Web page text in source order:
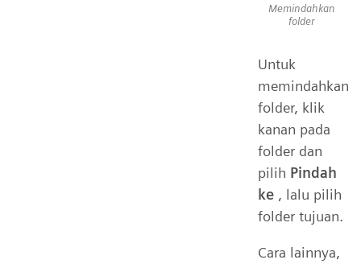
Memindahkan
folder
Untuk
memindahkan
folder, klik
kanan pada
folder dan
pilih Pindah
ke , lalu pilih
folder tujuan.
Cara lainnya,